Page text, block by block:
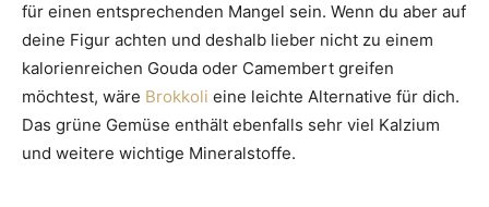
für einen entsprechenden Mangel sein. Wenn du aber auf
deine Figur achten und deshalb lieber nicht zu einem
kalorienreichen Gouda oder Camembert greifen
möchtest, wäre Brokkoli eine leichte Alternative für dich.
Das grüne Gemüse enthält ebenfalls sehr viel Kalzium
und weitere wichtige Mineralstoffe.